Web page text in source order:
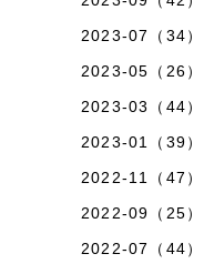
2023-07（34）
2023-05（26）
2023-03（44）
2023-01（39）
2022-11（47）
2022-09（25）
2022-07（44）